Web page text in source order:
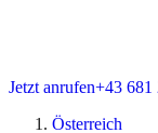
Jetzt anrufen+43 681
Österreich